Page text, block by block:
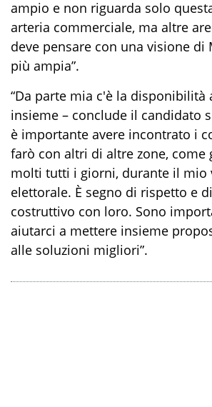
ampio e non riguarda solo
arteria commerciale, ma altre
deve pensare con una visione di
più ampia”.
“Da parte mia c'è la disponibilità
insieme – conclude il candidato
è importante avere incontrato i
farò con altri di altre zone, come
molti tutti i giorni, durante il mio
elettorale. È segno di rispetto e
costruttivo con loro. Sono
aiutarci a mettere insieme
alle soluzioni migliori”.